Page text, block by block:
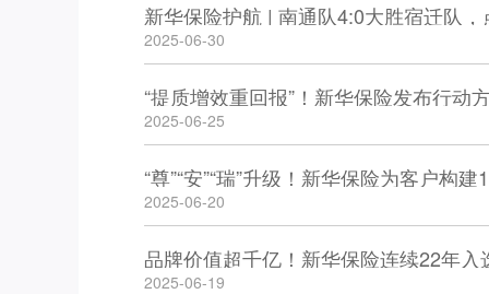
新华保险护航 | 南通队4:0大胜宿迁队
2025-06-30
“提质增效重回报”！新华保险发布行动
2025-06-25
“尊”“安”“瑞”升级！新华保险为客户构
2025-06-20
品牌价值超千亿！新华保险连续22年入
2025-06-19